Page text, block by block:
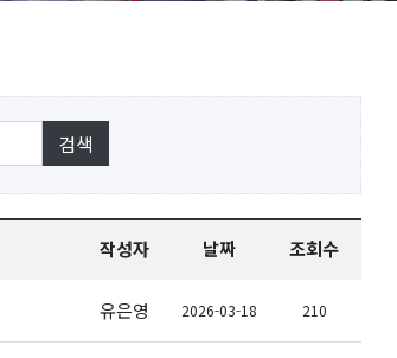
작성자 날짜 조회수
유은영 2026-03-18 210